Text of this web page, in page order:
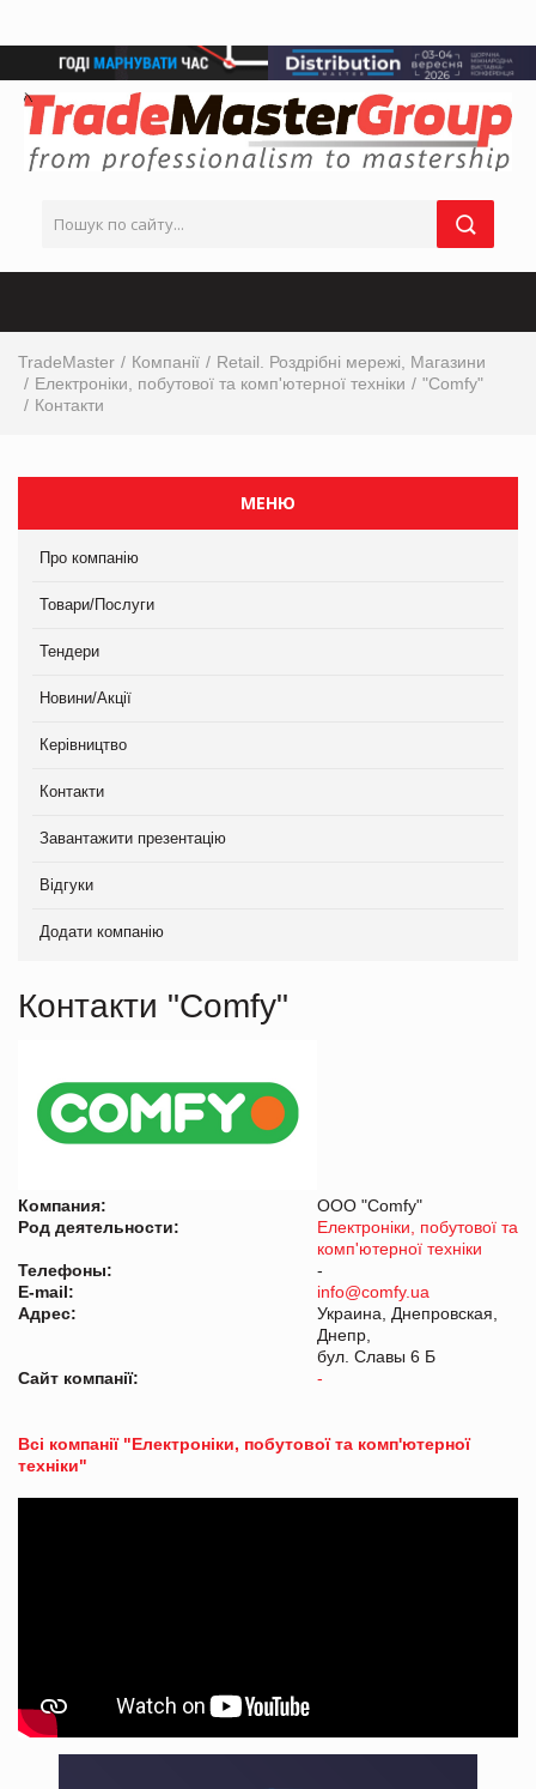
TradeMaster Компанії
Retail. Роздрібні мережі, Магазини
Електроніки, побутової та комп'ютерної техніки
"Comfy"
Контакти
МЕНЮ
Про компанію
Товари/Послуги
Тендери
Новини/Акції
Керівництво
Контакти
Завантажити презентацію
Відгуки
Додати компанію
Контакти "Comfy"
Компания:
ООО "Comfy"
Род деятельности:
Електроніки, побутової та
комп'ютерної техніки
Телефоны:
-
E-mail:
info@comfy.ua
Адрес:
Украина, Днепровская,
Днепр,
бул. Славы 6 Б
Сайт компанії:
-
Всі компанії "Електроніки, побутової та комп'ютерної
техніки"